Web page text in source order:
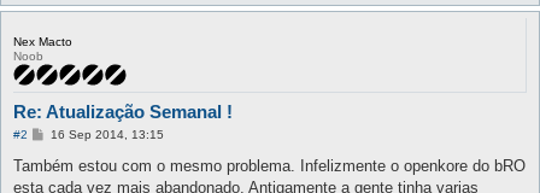
Nex Macto
Noob
Re: Atualização Semanal !
#2
P
s
16 Sep 2014, 13:15
Também estou com o mesmo problema. Infelizmente o openkore do bRO
esta cada vez mais abandonado. Antigamente a gente tinha varias